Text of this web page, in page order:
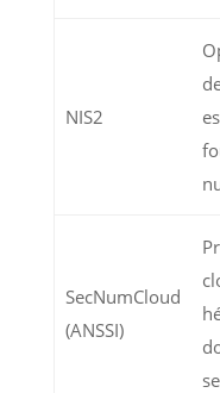
NIS2
SecNumCloud
(ANSSI)